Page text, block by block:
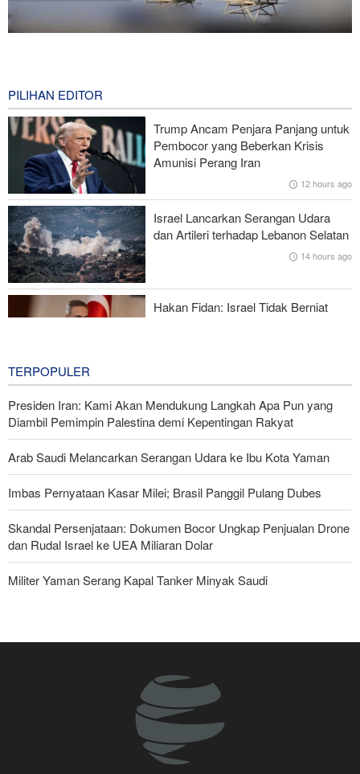
Brigjen Akrami Nia: Artesh dalam Kondisi Siaga Penuh
Foreign Policy: Riyadh Terjepit di Antara Iran dan Ansarullah,
Kebijakan Ini Gagal
Brigjen Ebnolreza: Teknologi Iran Lebih Unggul daripada Sistem
Impor Mana Pun di Kawasan
Mengapa AS Nyaris Kehabisan Senjata dalam perang melawan
Iran?
PILIHAN EDITOR
Trump Ancam Penjara Panjang untuk
Pembocor yang Beberkan Krisis
Amunisi Perang Iran
12 hours ago
Israel Lancarkan Serangan Udara
dan Artileri terhadap Lebanon Selatan
14 hours ago
Hakan Fidan: Israel Tidak Berniat
TERPOPULER
Presiden Iran: Kami Akan Mendukung Langkah Apa Pun yang
Diambil Pemimpin Palestina demi Kepentingan Rakyat
Arab Saudi Melancarkan Serangan Udara ke Ibu Kota Yaman
Imbas Pernyataan Kasar Milei; Brasil Panggil Pulang Dubes
Skandal Persenjataan: Dokumen Bocor Ungkap Penjualan Drone
dan Rudal Israel ke UEA Miliaran Dolar
Militer Yaman Serang Kapal Tanker Minyak Saudi
Impor Mana Pun di Kawasan
Irak: Jumlah Peziarah yang Masuk sejak Awal Muharam Capai